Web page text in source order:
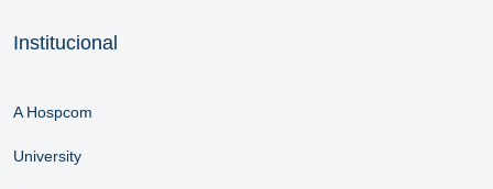
Institucional
A Hospcom
University